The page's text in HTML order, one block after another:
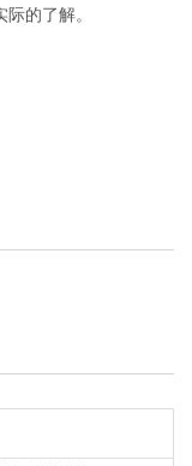
的了解。